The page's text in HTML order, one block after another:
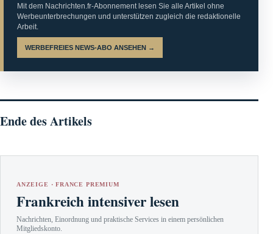
Mit dem Nachrichten.fr-Abonnement lesen Sie alle Artikel ohne
Werbeunterbrechungen und unterstützen zugleich die redaktionelle
Arbeit.
WERBEFREIES NEWS-ABO ANSEHEN →
Ende des Artikels
ANZEIGE · FRANCE PREMIUM
Frankreich intensiver lesen
Nachrichten, Einordnung und praktische Services in einem persönlichen
Mitgliedskonto.